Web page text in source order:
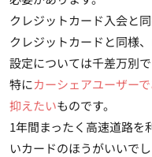
クレジットカード入会と同
クレジットカードと同様
設定については千差万別で
特にカーシェアユーザー
抑えたいものです。
1年間まったく高速道路を
いカードのほうがいいでし